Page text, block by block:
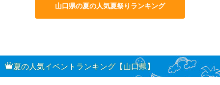
山口県の夏の人気夏祭りランキング
夏の人気イベントランキング【山口県】